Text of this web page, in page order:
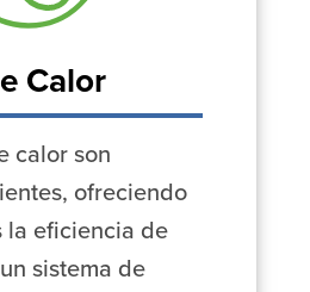
Calor
calor son
ofreciendo
la eficiencia de
sistema de